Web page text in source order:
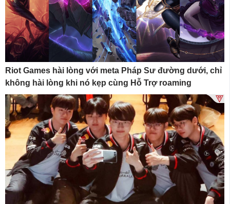
Riot Games hài lòng với meta Pháp Sư đường dưới, chỉ
không hài lòng khi nó kẹp cùng Hỗ Trợ roaming